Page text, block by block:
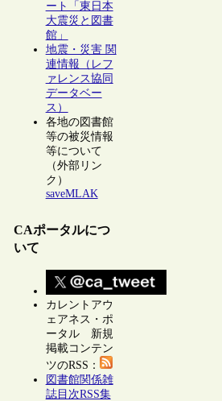
ート「東日本
大震災と図書
館」
地震・災害 関
連情報（レフ
ァレンス協同
データベー
ス）
各地の図書館
等の被災情報
等について
（外部リン
ク）
saveMLAK
CAポータルにつ
いて
カレントアウ
ェアネス・ポ
ータル 新規
掲載コンテン
ツのRSS：
図書館関係雑
誌目次RSS集